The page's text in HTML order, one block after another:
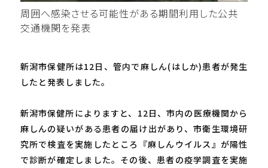
周囲へ感染させる可能性がある期間利用した公共
交通機関を発表
新潟市保健所は12日、管内で麻しん(はしか)患者が発生
したと発表しました。
新潟市保健所によりますと、12日、市内の医療機関から
麻しんの疑いがある患者の届け出があり、市衛生環境研
究所で検査を実施したところ『麻しんウイルス』が陽性
で診断が確定しました。その後、患者の疫学調査を実施